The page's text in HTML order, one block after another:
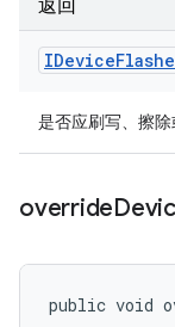
返回
IDevice
是否应刷写、擦
override
public void